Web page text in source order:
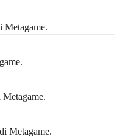
Metagame.
Metagame.